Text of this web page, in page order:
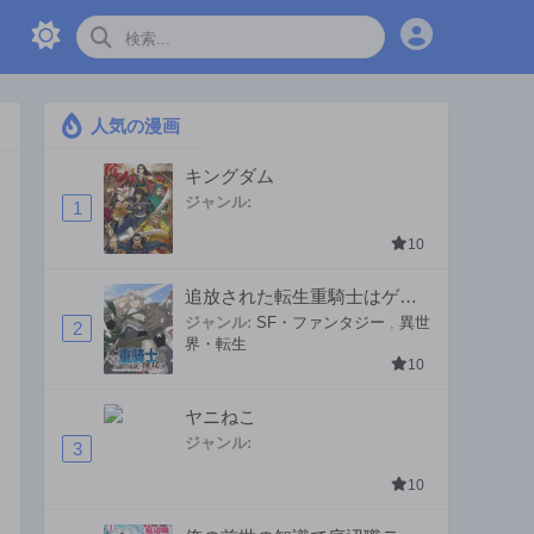
人気の漫画
1
キングダム
ジャンル:
10
2
追放された転生重騎士はゲー
ム知識で無双する
ジャンル: SF・ファンタジー
異世
界・転生
10
3
ヤニねこ
ジャンル:
10